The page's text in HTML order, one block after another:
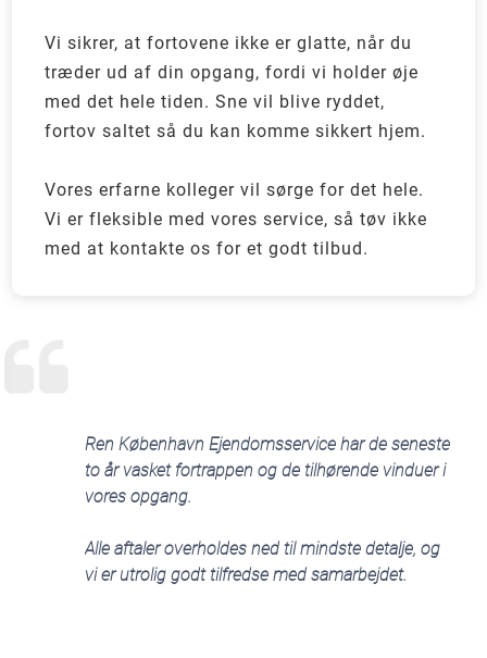
Vi sikrer, at fortovene ikke er glatte, når du
træder ud af din opgang, fordi vi holder øje
med det hele tiden. Sne vil blive ryddet,
fortov saltet så du kan komme sikkert hjem.
Vores erfarne kolleger vil sørge for det hele.
Vi er fleksible med vores service, så tøv ikke
med at kontakte os for et godt tilbud.
Ren København Ejendomsservice har de seneste
to år vasket fortrappen og de tilhørende vinduer i
vores opgang.
Alle aftaler overholdes ned til mindste detalje, og
vi er utrolig godt tilfredse med samarbejdet.